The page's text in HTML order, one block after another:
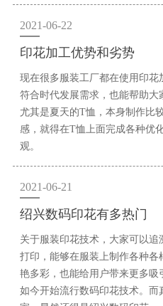
2021-06-22
印花加工优势和劣势
现在很多服装工厂都在使用印
符合时代发展需求，也能帮助大
尤其是夏天的T恤，本身制作比
感，就得在T恤上面完成各种优
观。
2021-06-21
绍兴数码印花有多热门
关于服装印花技术，大家可以
打印，能够在服装上制作各种
艳多彩，也能给用户带来更多吸
如今开始流行数码印花技术。